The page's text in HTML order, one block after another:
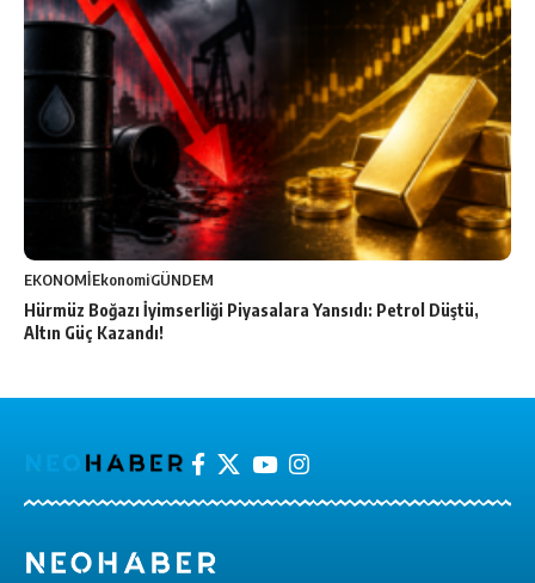
EKONOMİEkonomiGÜNDEM
Hürmüz Boğazı İyimserliği Piyasalara Yansıdı: Petrol Düştü,
Altın Güç Kazandı!